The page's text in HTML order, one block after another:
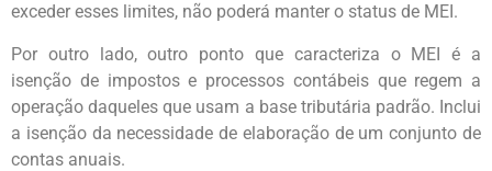
exceder esses limites, não poderá manter o status de MEI.
Por outro lado, outro ponto que caracteriza o MEI é a
isenção de impostos e processos contábeis que regem a
operação daqueles que usam a base tributária padrão. Inclui
a isenção da necessidade de elaboração de um conjunto de
contas anuais.